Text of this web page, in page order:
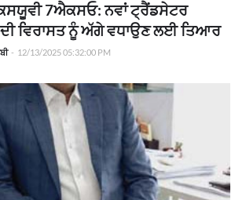
7ਐਕਸਓ: ਨਵਾਂ ਟ੍ਰੈਂਡਸੇਟਰ
ਵਿਰਾਸਤ ਨੂੰ ਅੱਗੇ ਵਧਾਉਣ ਲਈ ਤਿਆਰ
- 12/13/2025 05:32:00 PM